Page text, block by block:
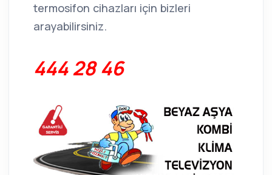
termosifon cihazları için bizleri
arayabilirsiniz.
444 28 46